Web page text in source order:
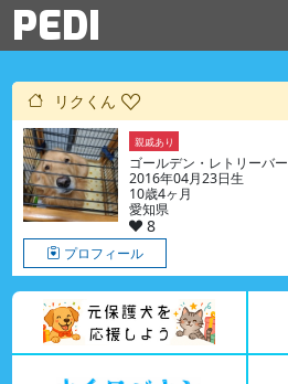
PEDI
リクくん
親戚あり
ゴールデン・レトリーバー
2016年04月23日生
10歳4ヶ月
愛知県
8
プロフィール